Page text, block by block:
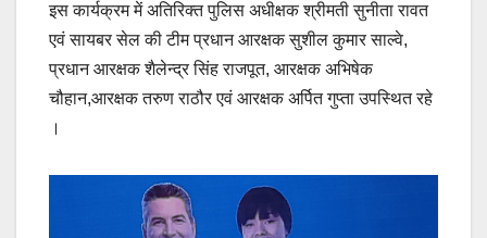
इस कार्यक्रम में अतिरिक्त पुलिस अधीक्षक श्रीमती सुनीता रावत
एवं सायबर सेल की टीम प्रधान आरक्षक सुशील कुमार साल्वे,
प्रधान आरक्षक शैलेन्द्र सिंह राजपूत, आरक्षक अभिषेक
चौहान,आरक्षक तरुण राठौर एवं आरक्षक अर्पित गुप्ता उपस्थित रहे
।